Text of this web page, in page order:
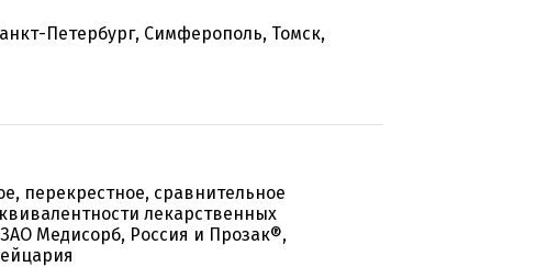
Петербург, Симферополь, Томск,
перекрестное, сравнительное
лекарственных
Медисорб, Россия и Прозак®,